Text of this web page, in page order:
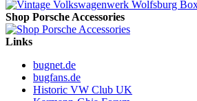
Shop Porsche Accessories
Links
bugnet.de
bugfans.de
Historic VW Club UK